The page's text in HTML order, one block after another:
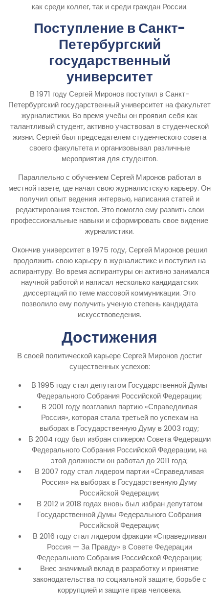
как среди коллег, так и среди граждан России.
Поступление в Санкт-
Петербургский
государственный
университет
В 1971 году Сергей Миронов поступил в Санкт-
Петербургский государственный университет на факультет
журналистики. Во время учебы он проявил себя как
талантливый студент, активно участвовал в студенческой
жизни. Сергей был председателем студенческого совета
своего факультета и организовывал различные
мероприятия для студентов.
Параллельно с обучением Сергей Миронов работал в
местной газете, где начал свою журналистскую карьеру. Он
получил опыт ведения интервью, написания статей и
редактирования текстов. Это помогло ему развить свои
профессиональные навыки и сформировать свое видение
журналистики.
Окончив университет в 1975 году, Сергей Миронов решил
продолжить свою карьеру в журналистике и поступил на
аспирантуру. Во время аспирантуры он активно занимался
научной работой и написал несколько кандидатских
диссертаций по теме массовой коммуникации. Это
позволило ему получить ученую степень кандидата
искусствоведения.
Достижения
В своей политической карьере Сергей Миронов достиг
существенных успехов:
В 1995 году стал депутатом Государственной Думы
Федерального Собрания Российской Федерации;
В 2001 году возглавил партию «Справедливая
Россия», которая стала третьей по успехам на
выборах в Государственную Думу в 2003 году;
В 2004 году был избран спикером Совета Федерации
Федерального Собрания Российской Федерации, на
этой должности он работал до 2011 года;
В 2007 году стал лидером партии «Справедливая
Россия» на выборах в Государственную Думу
Российской Федерации;
В 2012 и 2018 годах вновь был избран депутатом
Государственной Думы Федерального Собрания
Российской Федерации;
В 2016 году стал лидером фракции «Справедливая
Россия — За Правду» в Совете Федерации
Федерального Собрания Российской Федерации;
Внес значимый вклад в разработку и принятие
законодательства по социальной защите, борьбе с
коррупцией и защите прав человека.